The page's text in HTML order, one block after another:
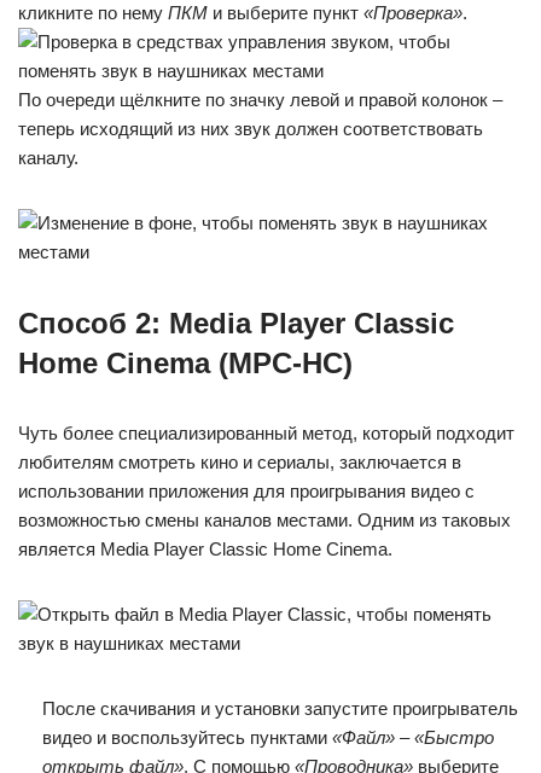
кликните по нему ПКМ и выберите пункт «Проверка».
По очереди щёлкните по значку левой и правой колонок –
теперь исходящий из них звук должен соответствовать
каналу.
Способ 2: Media Player Classic
Home Cinema (MPC-HC)
Чуть более специализированный метод, который подходит
любителям смотреть кино и сериалы, заключается в
использовании приложения для проигрывания видео с
возможностью смены каналов местами. Одним из таковых
является Media Player Classic Home Cinema.
После скачивания и установки запустите проигрыватель
видео и воспользуйтесь пунктами «Файл» –«Быстро
открыть файл». С помощью «Проводника» выберите